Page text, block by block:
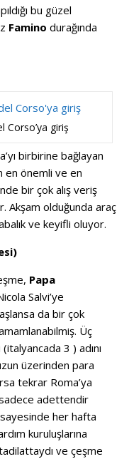
bu güzel
Famino durağında
Corso’ya giriş
birbirine bağlayan
en önemli ve en
bir çok alış veriş
Akşam olduğunda araç
ve keyifli oluyor.
Papa
Salvi’ye
da bir çok
Üç
3 ) adını
üzerinden para
tekrar Roma’ya
adettendir
her hafta
kuruluşlarına
ve çeşme